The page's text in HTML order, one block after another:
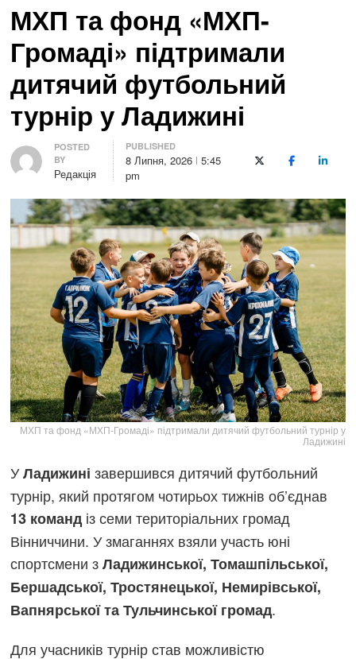
МХП та фонд «МХП-
Громаді» підтримали
дитячий футбольний
турнір у Ладижині
Author
POSTED
BY
Редакція
PUBLISHED
8 Липня, 2026 5:45
pm
X (Twitter)Facebook
МХП та фонд «МХП-Громаді» підтримали дитячий футбольний турнір у
Ладижині
УЛадижині завершився дитячий футбольний
турнір, який протягом чотирьох тижнів об’єднав
13 команд із семи територіальних громад
Вінниччини. У змаганнях взяли участь юні
спортсмени зЛадижинської, Томашпільської,
Бершадської, Тростянецької, Немирівської,
Вапнярської та Тульчинської громад.
Для учасників турнір став можливістю